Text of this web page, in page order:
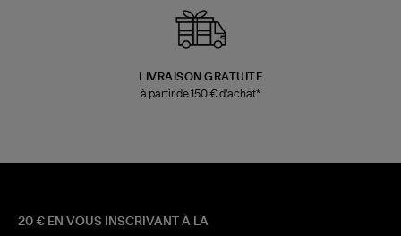
LIVRAISON GRATUITE
à partir de 150 € d'achat*
20 € EN VOUS INSCRIVANT À LA